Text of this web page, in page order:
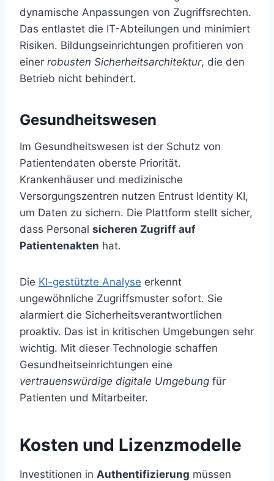
dynamische Anpassungen von Zugriffsrechten.
Das entlastet die IT-Abteilungen und minimiert
Risiken. Bildungseinrichtungen profitieren von
einer robusten Sicherheitsarchitektur, die den
Betrieb nicht behindert.
Gesundheitswesen
Im Gesundheitswesen ist der Schutz von
Patientendaten oberste Priorität.
Krankenhäuser und medizinische
Versorgungszentren nutzen Entrust Identity KI,
um Daten zu sichern. Die Plattform stellt sicher,
dass Personal sicheren Zugriff auf
Patientenakten hat.
Die KI-gestützte Analyse erkennt
ungewöhnliche Zugriffsmuster sofort. Sie
alarmiert die Sicherheitsverantwortlichen
proaktiv. Das ist in kritischen Umgebungen sehr
wichtig. Mit dieser Technologie schaffen
Gesundheitseinrichtungen eine
vertrauenswürdige digitale Umgebung für
Patienten und Mitarbeiter.
Kosten und Lizenzmodelle
Investitionen in Authentifizierung müssen